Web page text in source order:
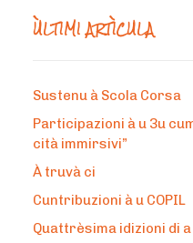
ÙLTIMI ARTÌCULA
Sustenu à Scola Corsa
Participazioni à u 3u
cità immirsivi”
À truvà ci
Cuntribuzioni à u COPIL
Quattrèsima idizioni di